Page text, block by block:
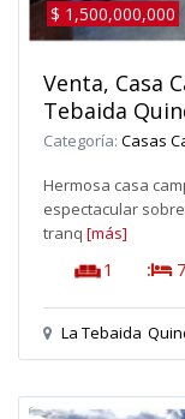
$ 1,500,000,000
Venta, Casa
Tebaida
Categoría: Casas
Hermosa casa
espectacular
tranq [más]
1 : 7
La Tebaida